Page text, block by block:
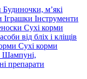
Будиночки, м’які
Іграшки Інструменти
Сухі корми
від бліх і кліщів
Сухі корми
Шампуні,
препарати